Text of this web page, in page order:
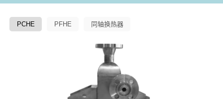
PCHE PFHE 同轴换热器